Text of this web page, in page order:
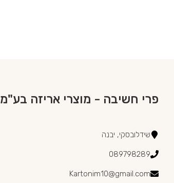
פרי חשיבה - מוצרי אריזה בע"מ
שידלובסקי, יבנה
089798289
Kartonim10@gmail.com